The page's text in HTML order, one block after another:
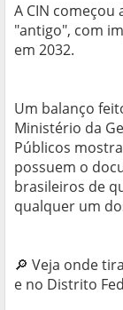
A CIN começou
"antigo", com
em 2032.
Um balanço
Ministério da
Públicos
possuem o
brasileiros de
qualquer um
🔎 Veja onde
e no Distrito